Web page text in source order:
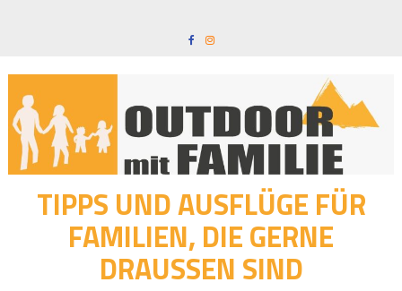
TIPPS UND AUSFLÜGE FÜR
FAMILIEN, DIE GERNE
DRAUSSEN SIND